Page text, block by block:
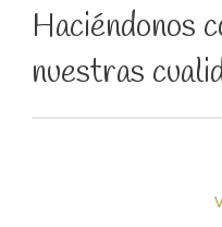
Haciéndonos
nuestras